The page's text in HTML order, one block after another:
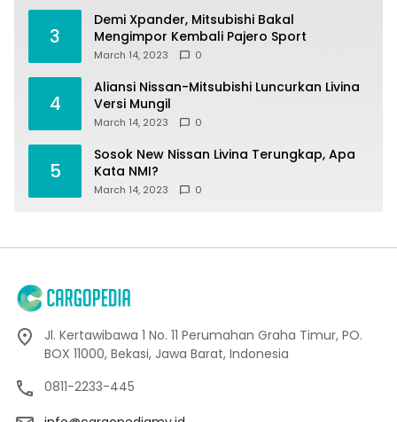
3
Demi Xpander, Mitsubishi Bakal
Mengimpor Kembali Pajero Sport
March 14, 2023 0
4
Aliansi Nissan-Mitsubishi Luncurkan Livina
Versi Mungil
March 14, 2023 0
5
Sosok New Nissan Livina Terungkap, Apa
Kata NMI?
March 14, 2023 0
Jl. Kertawibawa 1 No. 11 Perumahan Graha Timur, PO.
BOX 11000, Bekasi, Jawa Barat, Indonesia
0811-2233-445